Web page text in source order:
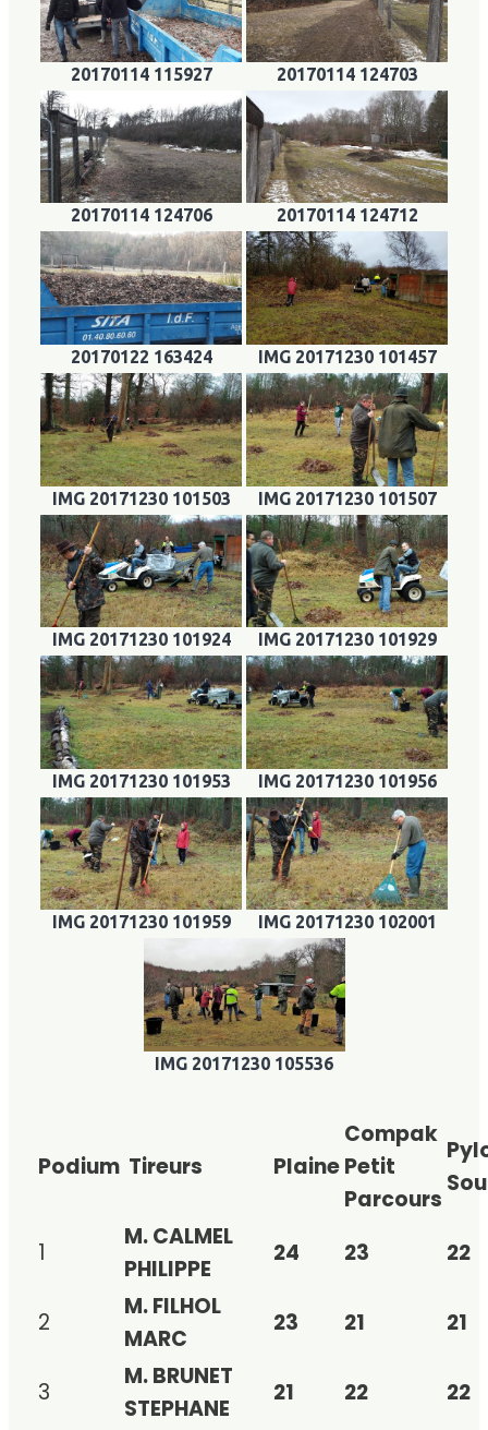
20170114 115927 20170114 124703
20170114 124706 20170114 124712
20170122 163424 IMG 20171230 101457
IMG 20171230 101503 IMG 20171230 101507
IMG 20171230 101924 IMG 20171230 101929
IMG 20171230 101953 IMG 20171230 101956
IMG 20171230 101959 IMG 20171230 102001
IMG 20171230 105536
Podium Tireurs Plaine
Compak
Petit
Parcours
1
M. CALMEL
PHILIPPE
24 23 22
2
M. FILHOL
MARC
23 21 21
3
M. BRUNET
STEPHANE
21 22 22